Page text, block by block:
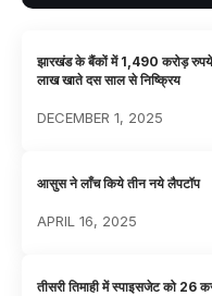
झारखंड के बैंकों में 1,490 करोड़ रुपये
लाख खाते दस साल से निष्क्रिय
DECEMBER 1, 2025
आसुस ने लाँच किये तीन नये लैपटॉप
APRIL 16, 2025
तीसरी तिमाही में स्पाइसजेट को 26